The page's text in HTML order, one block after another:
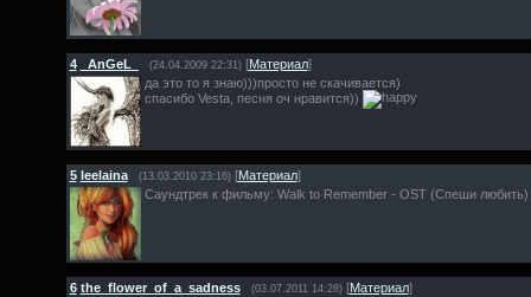
4 _AnGeL_ (24.04.2009 22:31)[Материал]
да это то я знаю)))просто не скачивается)
спасибо Vesta, песня оч нравится))
5 leelaina (13.03.2010 23:16)[Материал]
Саундтрек к фильму: Walk to Remember - OST (Спеши любить)
6 the_flower_of_a_sadness (03.07.2011 14:28)[Материал]